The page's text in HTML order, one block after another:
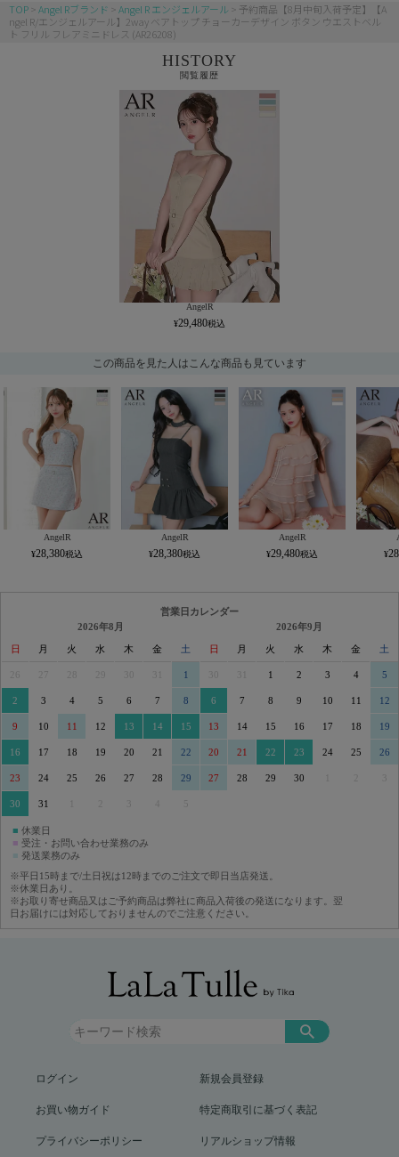
TOP Angel Rブランド Angel R エンジェルアール
予約商品【8月中旬入荷予定】【A
ngel R/エンジェルアール】2way ベアトップ チョーカーデザイン ボタン ウエストベル
ト フリル フレアミニドレス (AR26208)
HISTORY
閲覧履歴
AngelR
29,480
この商品を見た人はこんな商品も見ています
AngelR
28,380
AngelR
28,380
AngelR
29,480
営業日カレンダー
2026年8月
日 月 火 水 木 金 土
29 30 31 1
2 3 4 5 6 7 8
9 10 11 12 13 14 15
16 17 18 19 20 21 22
23 24 25 26 27 28 29
30 31 3 5
2026年9月
日 月 火 水 木 金 土
30 31 1 2 3 4 5
6 7 8 9 10 11 12
13 14 15 16 17 18 19
20 21 22 23 24 25 26
27 28 29 30 3
■ 休業日
■ 受注・お問い合わせ業務のみ
■ 発送業務のみ
※平日15時まで/土日祝は12時までのご注文で即日当店発送。
※休業日あり。
※お取り寄せ商品又はご予約商品は弊社に商品入荷後の発送になります。翌
日お届けには対応しておりませんのでご注意ください。
ログイン 新規会員登録
お買い物ガイド 特定商取引に基づく表記
プライバシーポリシー リアルショップ情報